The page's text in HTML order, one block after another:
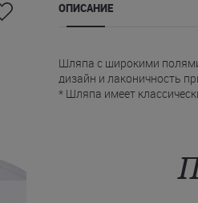
ОПИСАНИЕ
Шляпа с широкими
дизайн и лаконичность
* Шляпа имеет
Эта элегантная шляпа
шляпу Seafolly Вы